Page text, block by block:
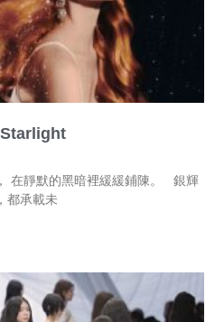
Starlight
在靜默的黑暗裡緩緩鋪陳。 銀輝
都承載未